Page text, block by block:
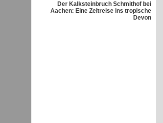
Der Kalksteinbruch Schmithof bei
Aachen: Eine Zeitreise ins tropische
Devon